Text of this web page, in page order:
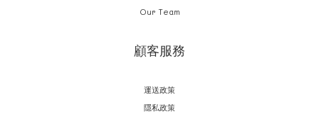
Our Team
顧客服務
運送政策
隱私政策